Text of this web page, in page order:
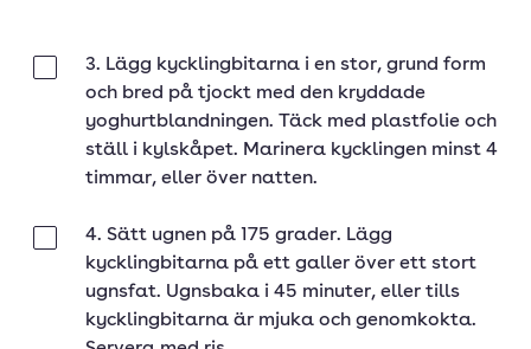
3. Lägg kycklingbitarna i en stor, grund form
och bred på tjockt med den kryddade
yoghurtblandningen. Täck med plastfolie och
ställ i kylskåpet. Marinera kycklingen minst 4
timmar, eller över natten.
4. Sätt ugnen på 175 grader. Lägg
kycklingbitarna på ett galler över ett stort
ugnsfat. Ugnsbaka i 45 minuter, eller tills
kycklingbitarna är mjuka och genomkokta.